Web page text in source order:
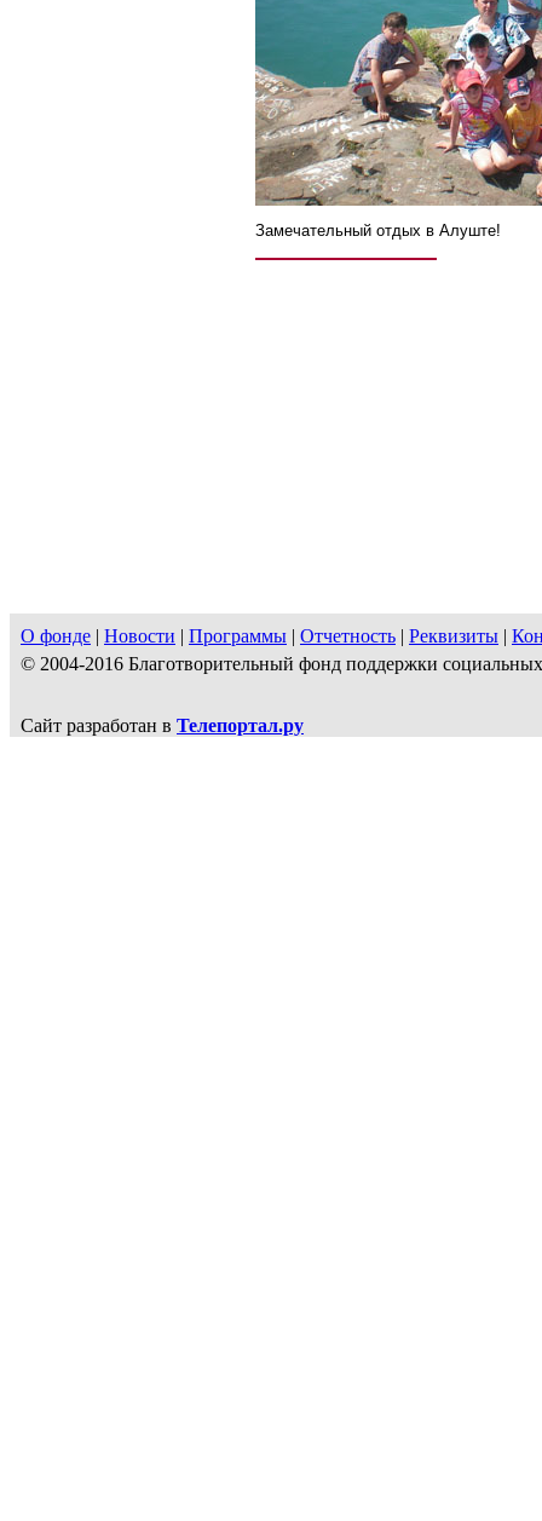
Замечательный отдых в Алуште!
О фонде | Новости | Программы | Отчетность | Реквизиты |
© 2004-2016 Благотворительный фонд поддержки
Сайт разработан в Телепортал.ру